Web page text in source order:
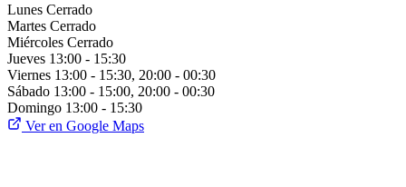
Lunes Cerrado
Martes Cerrado
Miércoles Cerrado
Jueves 13:00 - 15:30
Viernes 13:00 - 15:30, 20:00 - 00:30
Sábado 13:00 - 15:00, 20:00 - 00:30
Domingo 13:00 - 15:30
Ver en Google Maps